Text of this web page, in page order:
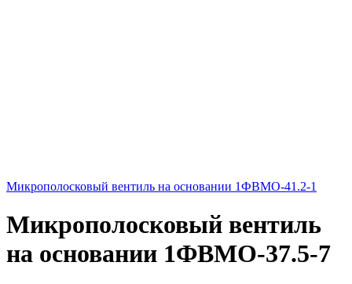
Микрополосковый вентиль на основании 1ФВМO-41.2-1
Микрополосковый вентиль
на основании 1ФВМO-37.5-7